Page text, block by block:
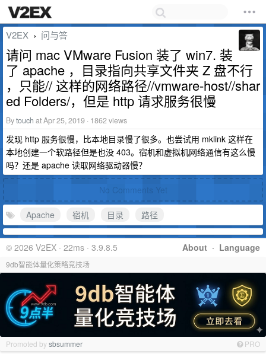
V2EX › 问与答
请问 mac VMware Fusion 装了 win7. 装
了 apache ，目录指向共享文件夹 Z 盘不行
，只能// 这样的网络路径//vmware-host//shar
ed Folders/，但是 http 请求服务很慢
Bytouch at Apr 25, 2019 · 1862 views
发现 http 服务很慢，比本地目录慢了很多。也尝试用 mklink 这样在
本地创建一个软路径但是也没 403。宿机和虚拟机网络通信有这么慢
吗？还是 apache 读取网络驱动器慢？
No Comments Yet
Apache 宿机 目录 路径
About · Language
© 2026 V2EX · 22ms · 3.9.8.5
9db智能体量化策略竞技场
Promoted bysbsummer PRO